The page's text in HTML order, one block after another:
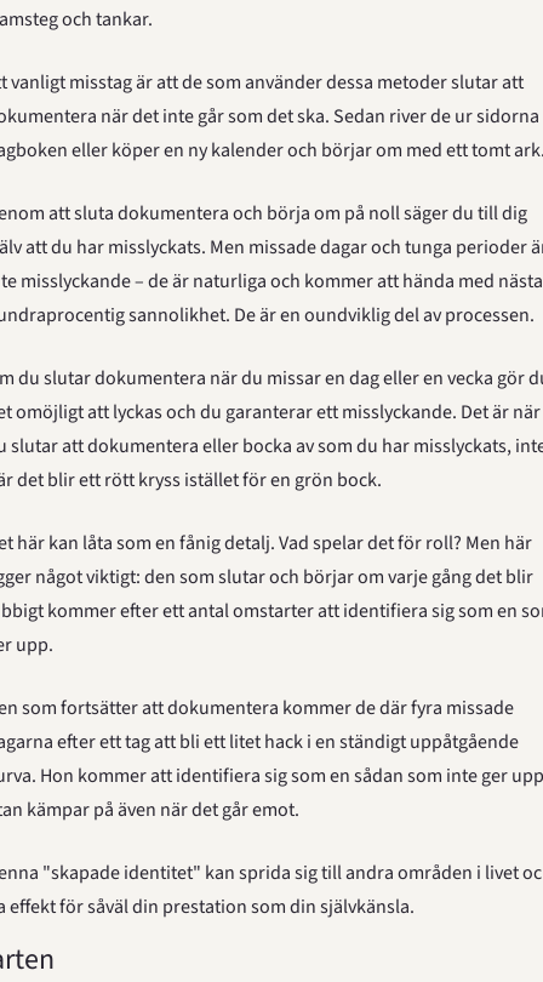
och tankar.
vanligt misstag är att de som använder dessa metoder slutar att
när det inte går som det ska. Sedan river de ur
eller köper en ny kalender och börjar om med ett tomt
att sluta dokumentera och börja om på noll säger du till dig
att du har misslyckats. Men missade dagar och tunga perioder
misslyckande – de är naturliga och kommer att hända med
sannolikhet. De är en oundviklig del av processen.
du slutar dokumentera när du missar en dag eller en vecka gör
omöjligt att lyckas och du garanterar ett misslyckande. Det är när
slutar att dokumentera eller bocka av som du har misslyckats,
det blir ett rött kryss istället för en grön bock.
här kan låta som en fånig detalj. Vad spelar det för roll? Men här
något viktigt: den som slutar och börjar om varje gång det blir
kommer efter ett antal omstarter att identifiera sig som en
upp.
som fortsätter att dokumentera kommer de där fyra missade
efter ett tag att bli ett litet hack i en ständigt uppåtgående
Hon kommer att identifiera sig som en sådan som inte ger upp
kämpar på även när det går emot.
"skapade identitet" kan sprida sig till andra områden i livet
effekt för såväl din prestation som din självkänsla.